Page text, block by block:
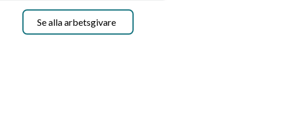
företagets viktigaste tillgångar.
Se alla arbetsgivare